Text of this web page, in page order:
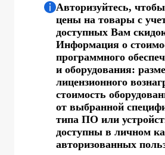
Авторизуйтесь,
цены на товары с
доступных Вам
Информация о
программного
и оборудования:
лицензионного
стоимость
от выбранной
типа ПО или
доступны в личном
авторизованных